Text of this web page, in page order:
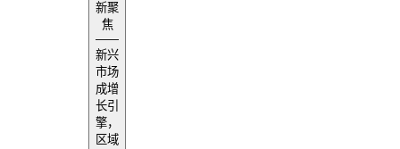
新聚
焦
——
新兴
市场
成增
长引
擎，
区域